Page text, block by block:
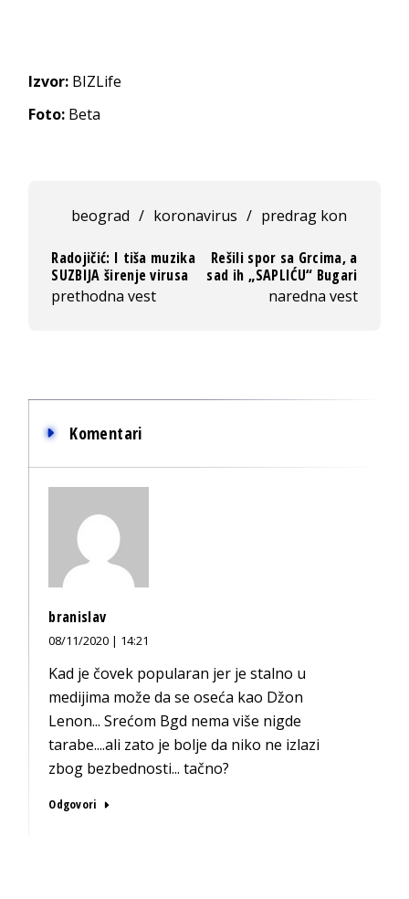
Izvor: BIZLife
Foto: Beta
beograd / koronavirus / predrag kon
Radojičić: I tiša muzika
SUZBIJA širenje virusa
prethodna vest
Rešili spor sa Grcima, a
sad ih „SAPLIĆU“ Bugari
naredna vest
Komentari
branislav
08/11/2020 | 14:21
Kad je čovek popularan jer je stalno u
medijima može da se oseća kao Džon
Lenon... Srećom Bgd nema više nigde
tarabe....ali zato je bolje da niko ne izlazi
zbog bezbednosti... tačno?
Odgovori